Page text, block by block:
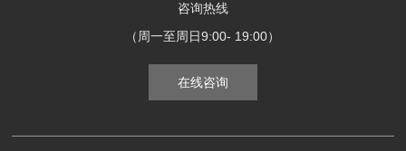
咨询热线
（周一至周日9:00- 19:00）
在线咨询